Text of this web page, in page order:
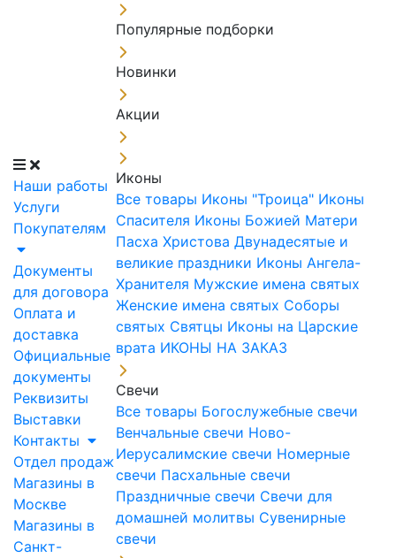
Наши работы
Услуги
Покупателям
Документы
для договора
Оплата и
доставка
Официальные
документы
Реквизиты
Выставки
Контакты
Отдел продаж
Магазины в
Москве
Магазины в
Санкт-
Популярные подборки
Новинки
Акции
Иконы
Все товары Иконы "Троица" Иконы
Спасителя Иконы Божией Матери
Пасха Христова Двунадесятые и
великие праздники Иконы Ангела-
Хранителя Мужские имена святых
Женские имена святых Соборы
святых Святцы Иконы на Царские
врата ИКОНЫ НА ЗАКАЗ
Свечи
Все товары Богослужебные свечи
Венчальные свечи Ново-
Иерусалимские свечи Номерные
свечи Пасхальные свечи
Праздничные свечи Свечи для
домашней молитвы Сувенирные
свечи